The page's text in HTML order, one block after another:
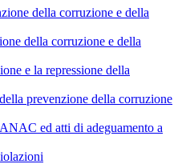
della corruzione e della
della corruzione e della
e la repressione della
prevenzione della corruzione
ed atti di adeguamento a